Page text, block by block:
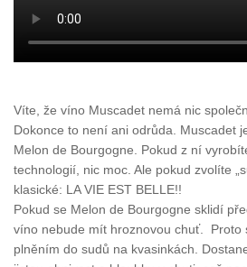
Víte, že víno Muscadet nemá nic
Dokonce to není ani odrůda. Muscadet
Melon de Bourgogne. Pokud z ní
technologií, nic moc. Ale pokud zvolíte
klasické: LA VIE EST BELLE!!
Pokud se Melon de Bourgogne sklidí
víno nebude mít hroznovou chuť. Proto
plněním do sudů na kvasinkách.